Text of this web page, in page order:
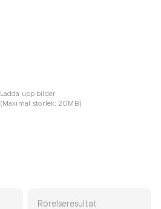
Ladda upp bilder
(Maximal storlek: 20MB)
Rörelseresultat